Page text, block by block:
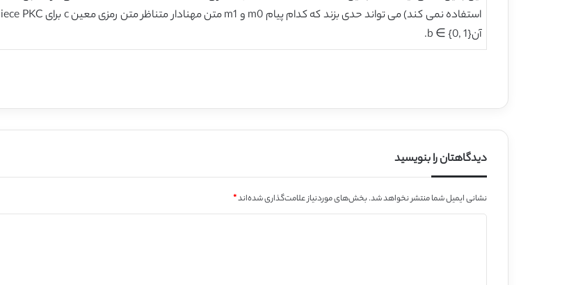
آنb ∈ {0, 1}.
دیدگاهتان را بنویسید
نشانی ایمیل شما منتشر نخواهد شد.بخش‌های موردنیاز علامت‌گذاری شده‌اند*